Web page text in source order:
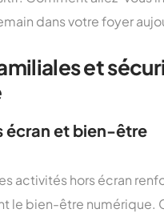
dans votre foyer
et
écran et bien-être
activités hors écran
le bien-être numérique.